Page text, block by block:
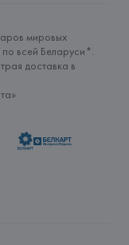
мировых
всей Беларуси*.
доставка в
»